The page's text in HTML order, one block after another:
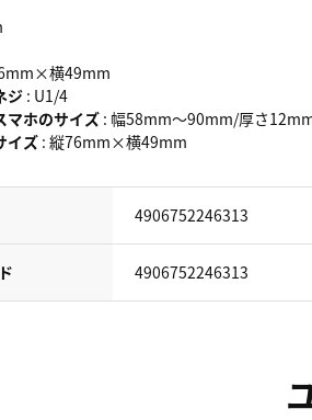
横49mm
ジ: U1/4
マホのサイズ : 幅58mm～90mm/厚さ
イズ : 縦76mm×横49mm
4906752246313
4906752246313